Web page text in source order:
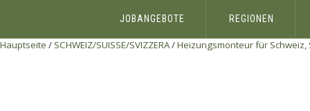
JOBANGEBOTE REGIONEN
Hauptseite / SCHWEIZ/SUISSE/SVIZZERA/Heizungsmonteur für